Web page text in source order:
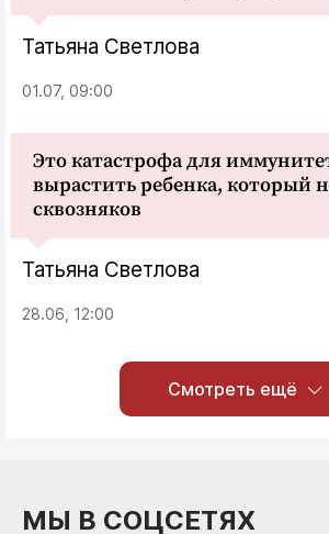
Татьяна Светлова
01.07, 09:00
Это катастрофа для
вырастить ребенка, который
сквозняков
Татьяна Светлова
28.06, 12:00
Смотреть ещё
МЫ В СОЦСЕТЯХ